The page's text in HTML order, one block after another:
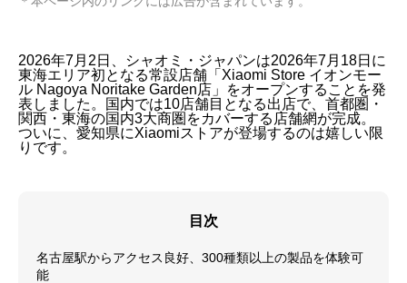
2026年7月2日、シャオミ・ジャパンは2026年7月18日に
東海エリア初となる常設店舗「Xiaomi Store イオンモー
ル Nagoya Noritake Garden店」をオープンすることを発
表しました。国内では10店舗目となる出店で、首都圏・
関西・東海の国内3大商圏をカバーする店舗網が完成。
ついに、愛知県にXiaomiストアが登場するのは嬉しい限
りです。
目次
名古屋駅からアクセス良好、300種類以上の製品を体験可
能